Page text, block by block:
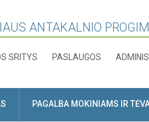
ANTAKALNIO
SRITYS PASLAUGOS
PAGALBA MOKINIAMS IR